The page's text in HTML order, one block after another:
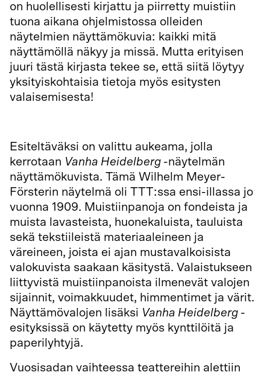
on huolellisesti kirjattu ja piirretty muistiin
tuona aikana ohjelmistossa olleiden
näytelmien näyttämökuvia: kaikki mitä
näyttämöllä näkyy ja missä. Mutta erityisen
juuri tästä kirjasta tekee se, että siitä löytyy
yksityiskohtaisia tietoja myös esitysten
valaisemisesta!
Esiteltäväksi on valittu aukeama, jolla
kerrotaan Vanha Heidelberg -näytelmän
näyttämökuvista. Tämä Wilhelm Meyer-
Försterin näytelmä oli TTT:ssa ensi-illassa jo
vuonna 1909. Muistiinpanoja on fondeista ja
muista lavasteista, huonekaluista, tauluista
sekä tekstiileistä materiaaleineen ja
väreineen, joista ei ajan mustavalkoisista
valokuvista saakaan käsitystä. Valaistukseen
liittyvistä muistiinpanoista ilmenevät valojen
sijainnit, voimakkuudet, himmentimet ja värit.
Näyttämövalojen lisäksi Vanha Heidelberg -
esityksissä on käytetty myös kynttilöitä ja
paperilyhtyjä.
Vuosisadan vaihteessa teattereihin alettiin